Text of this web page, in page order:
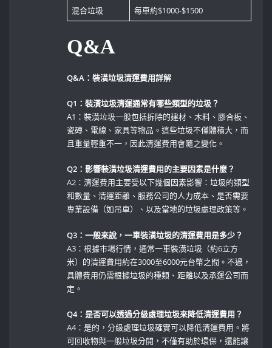
混合垃圾
每車約$1000-$1500
Q&A
Q&A：裝潢垃圾清運費用詳解
Q1：裝潢垃圾清運通常有哪些類型的垃圾？
A1：裝潢垃圾一般包括拆除的建材、木料、膠合板、
瓷磚、電線、家具等物品。這些垃圾不僅體積大，而
且重量輕重不一，因此清運費用會隨之變化。
Q2：影響裝潢垃圾清運費用的主要因素是什麼？
A2：清運費用主要受以下幾個因素影響：垃圾的類型
和數量、清運距離、服務公司的人力成本、是否需要
專業設備（如吊車）、以及當地的垃圾處理政策等。
Q3：一般來說，一車裝潢垃圾的清運費用是多少？
A3：根據市場行情，通常一車裝潢垃圾（約6立方
米）的清運費用約在3000至6000元台幣之間。不過，
具體費用仍需根據垃圾的種類、距離以及承運公司而
定。
Q4：是否可以透過分級處理垃圾來降低清運費用？
A4：是的，分級處理垃圾確實可以降低清運費用。將
可回收物與一般垃圾分開，不僅有助於環保，還能讓